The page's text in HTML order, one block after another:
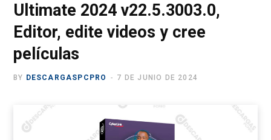
Ultimate 2024 v22.5.3003.0,
Editor, edite videos y cree
películas
BY DESCARGASPCPRO 7 DE JUNIO DE 2024